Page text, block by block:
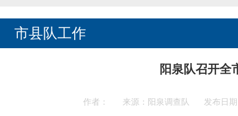
市县队工作
阳泉队召开全
作者： 来源：阳泉调查队 发布日期